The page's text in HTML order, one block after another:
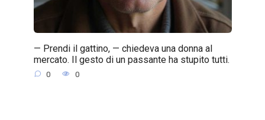
— Prendi il gattino, — chiedeva una donna al
mercato. Il gesto di un passante ha stupito tutti.
0 0